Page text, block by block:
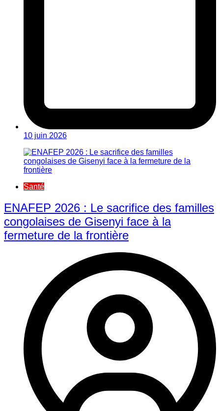
10 juin 2026
Santé
ENAFEP 2026 : Le sacrifice des familles
congolaises de Gisenyi face à la
fermeture de la frontière